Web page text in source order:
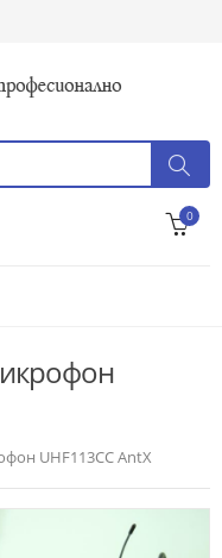
0
UHF113CC AntX